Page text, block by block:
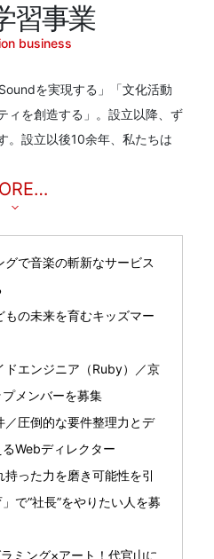
習事業
business
を実現する」「文化活動
ィを創造する」。設立以降、ず
。設立以後10余年、私たちは
グで音楽の斬新なサービス
もの未来を育むキッズマー
ドエンジニア（Ruby）／京
メンバーを募集
／圧倒的な要件整理力とデ
Webディレクター
持った力を磨き可能性を引
で“社長”をやりたい人を募
ミング×アート！代官山に